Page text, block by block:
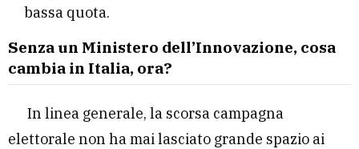
bassa quota.
Senza un Ministero dell’Innovazione, cosa
cambia in Italia, ora?
In linea generale, la scorsa campagna
elettorale non ha mai lasciato grande spazio ai